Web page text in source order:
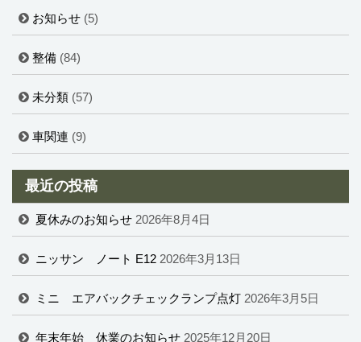
お知らせ (5)
整備 (84)
未分類 (57)
車関連 (9)
最近の投稿
夏休みのお知らせ 2026年8月4日
ニッサン ノート E12 2026年3月13日
ミニ エアバックチェックランプ点灯 2026年3月5日
年末年始 休業のお知らせ 2025年12月20日